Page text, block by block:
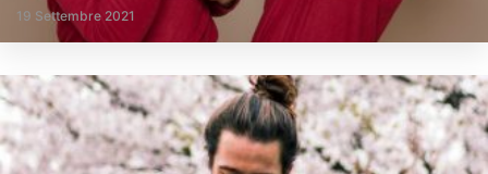
19 Settembre 2021